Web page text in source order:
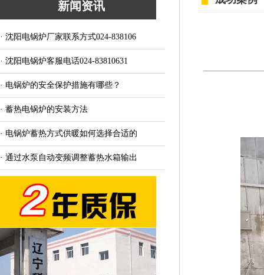
新闻资讯
· 沈阳电锅炉厂家联系方式024-838106
· 沈阳电锅炉客服电话024-83810631
· 电锅炉的安全保护措施有哪些？
· 蓄热电锅炉的安装方法
· 电锅炉蓄热方式供暖如何选择合适的
· 通过水泵自动变频调整蓄热水箱输出